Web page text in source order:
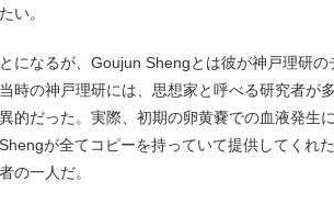
い。
になるが、Goujun Shengとは彼が神戸理研
時の神戸理研には、思想家と呼べる研究者が
的だった。実際、初期の卵黄嚢での血液発生
が全てコピーを持っていて提供してくれ
の一人だ。